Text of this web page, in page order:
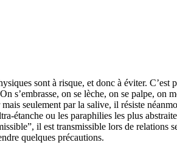
sont à risque, et donc à éviter.
on se lèche, on se palpe, on
seulement par la salive, il résiste
étanche ou les paraphilies les plus
il est transmissible lors de relations
quelques précautions.